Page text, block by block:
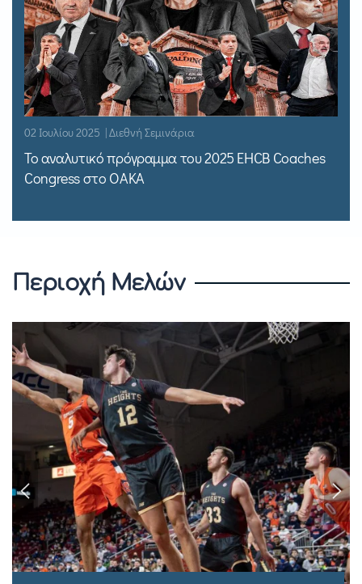
02 Ιουλίου 2025 | Διεθνή Σεμινάρια
Το αναλυτικό πρόγραμμα του 2025 EHCB Coaches
Congress στο ΟΑΚΑ
Περιοχή Μελών